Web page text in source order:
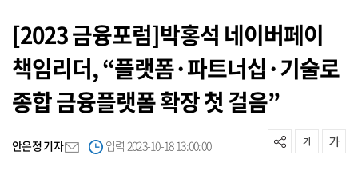
[2023 금융포럼]박홍석 네이버페이
책임리더, “플랫폼·파트너십·기술로
종합 금융플랫폼 확장 첫 걸음”
안은정 기자 입력 2023-10-18 13:00:00